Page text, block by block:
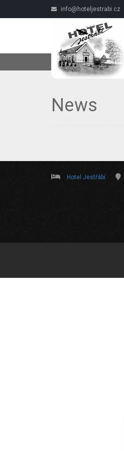
info@hoteljestrabi.cz
News
Hotel Jestřábí